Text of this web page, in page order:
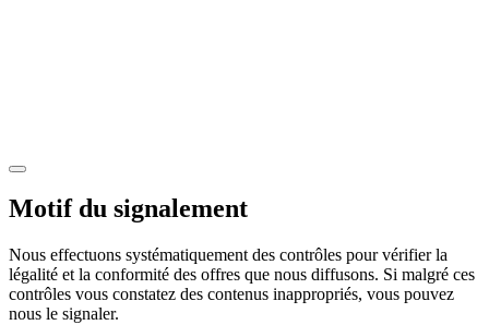
Motif du signalement
Nous effectuons systématiquement des contrôles pour vérifier la
légalité et la conformité des offres que nous diffusons. Si malgré ces
contrôles vous constatez des contenus inappropriés, vous pouvez
nous le signaler.